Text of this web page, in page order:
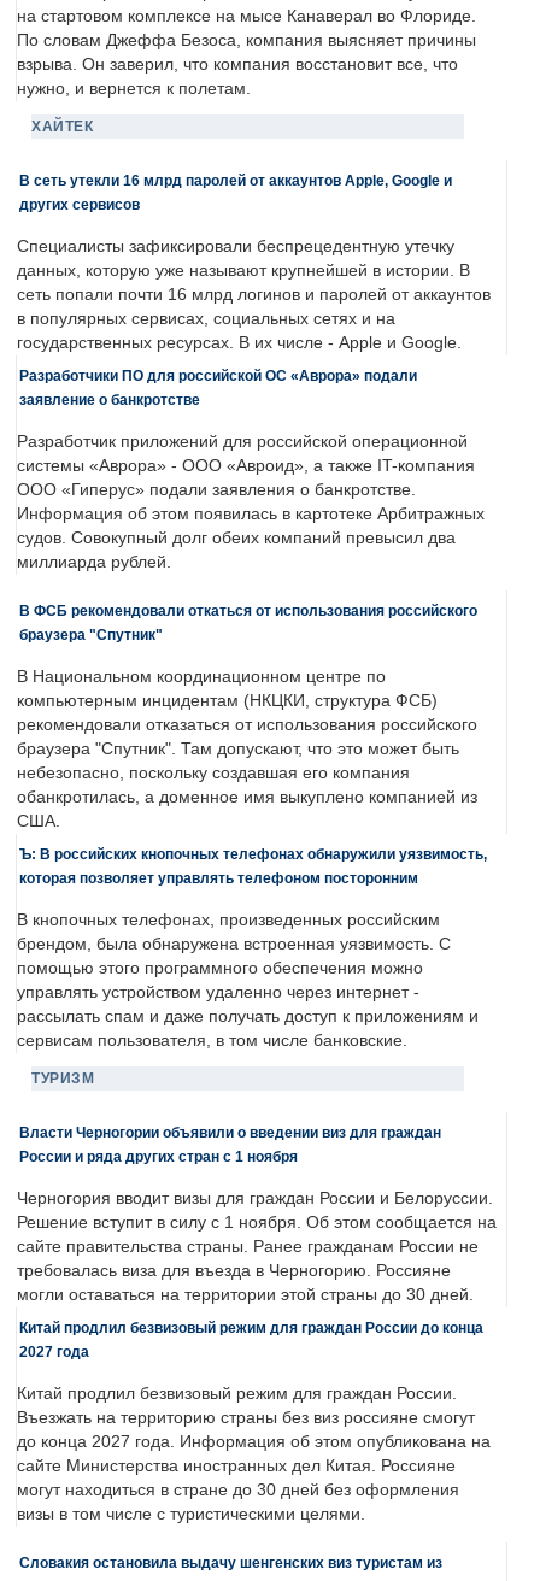
на стартовом комплексе на мысе Канаверал во Флориде.
По словам Джеффа Безоса, компания выясняет причины
взрыва. Он заверил, что компания восстановит все, что
нужно, и вернется к полетам.
ХАЙТЕК
В сеть утекли 16 млрд паролей от аккаунтов Apple, Google и
других сервисов
Специалисты зафиксировали беспрецедентную утечку
данных, которую уже называют крупнейшей в истории. В
сеть попали почти 16 млрд логинов и паролей от аккаунтов
в популярных сервисах, социальных сетях и на
государственных ресурсах. В их числе - Apple и Google.
Разработчики ПО для российской ОС «Аврора» подали
заявление о банкротстве
Разработчик приложений для российской операционной
системы «Аврора» - ООО «Авроид», а также IT-компания
ООО «Гиперус» подали заявления о банкротстве.
Информация об этом появилась в картотеке Арбитражных
судов. Совокупный долг обеих компаний превысил два
миллиарда рублей.
В ФСБ рекомендовали откаться от использования российского
браузера "Спутник"
В Национальном координационном центре по
компьютерным инцидентам (НКЦКИ, структура ФСБ)
рекомендовали отказаться от использования российского
браузера "Спутник". Там допускают, что это может быть
небезопасно, поскольку создавшая его компания
обанкротилась, а доменное имя выкуплено компанией из
США.
Ъ: В российских кнопочных телефонах обнаружили уязвимость,
которая позволяет управлять телефоном посторонним
В кнопочных телефонах, произведенных российским
брендом, была обнаружена встроенная уязвимость. С
помощью этого программного обеспечения можно
управлять устройством удаленно через интернет -
рассылать спам и даже получать доступ к приложениям и
сервисам пользователя, в том числе банковские.
ТУРИЗМ
Власти Черногории объявили о введении виз для граждан
России и ряда других стран с 1 ноября
Черногория вводит визы для граждан России и Белоруссии.
Решение вступит в силу с 1 ноября. Об этом сообщается на
сайте правительства страны. Ранее гражданам России не
требовалась виза для въезда в Черногорию. Россияне
могли оставаться на территории этой страны до 30 дней.
Китай продлил безвизовый режим для граждан России до конца
2027 года
Китай продлил безвизовый режим для граждан России.
Въезжать на территорию страны без виз россияне смогут
до конца 2027 года. Информация об этом опубликована на
сайте Министерства иностранных дел Китая. Россияне
могут находиться в стране до 30 дней без оформления
визы в том числе с туристическими целями.
Словакия остановила выдачу шенгенских виз туристам из